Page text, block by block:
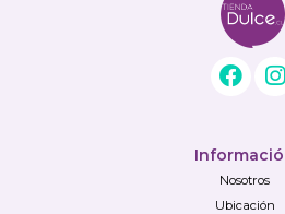
Nosotros
Ubicación